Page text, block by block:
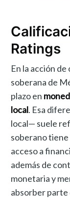
Ratings
En la acción
soberana de
plazo en
local. Esa
local— suele
soberano
acceso a
además de
monetaria y
absorber